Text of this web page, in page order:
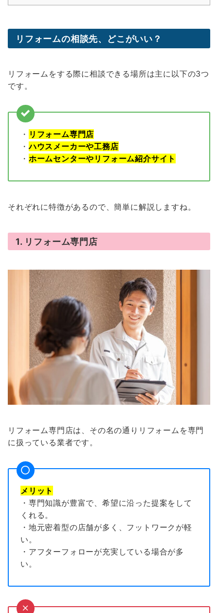
リフォームの相談先、どこがいい？
リフォームをする際に相談できる場所は主に以下の3つ
です。
・ リフォーム専門店
・ハウスメーカーや工務店
・ ホームセンターやリフォーム紹介サイト
それぞれに特徴があるので、簡単に解説しますね。
1. リフォーム専門店
リフォーム専門店は、その名の通りリフォームを専門
に扱っている業者です。
メリット
・専門知識が豊富で、希望に沿った提案をして
くれる。
・地元密着型の店舗が多く、フットワークが軽
い。
・アフターフォローが充実している場合が多
い。